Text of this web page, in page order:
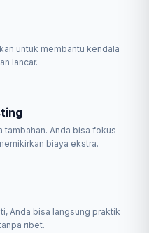
untuk membantu kendala
lancar.
tambahan. Anda bisa fokus
biaya ekstra.
Anda bisa langsung praktik
ribet.